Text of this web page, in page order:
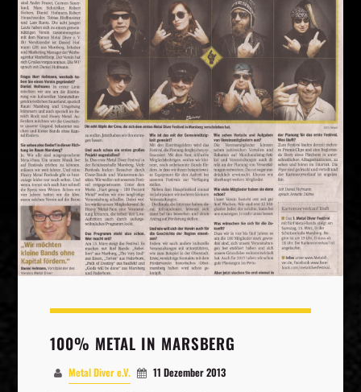
Pinterest
Whatsapp
100% METAL IN MARSBERG
Metal Diver e.V.
11 Dezember 2013